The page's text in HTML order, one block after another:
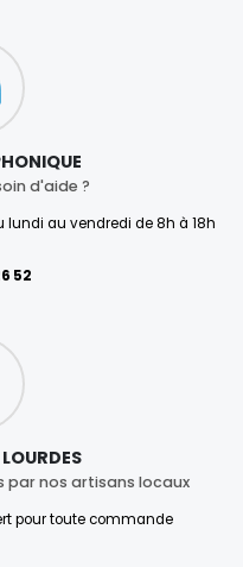
d'aide ?
au vendredi de 8h à 18h
52
par nos artisans locaux
pour toute commande